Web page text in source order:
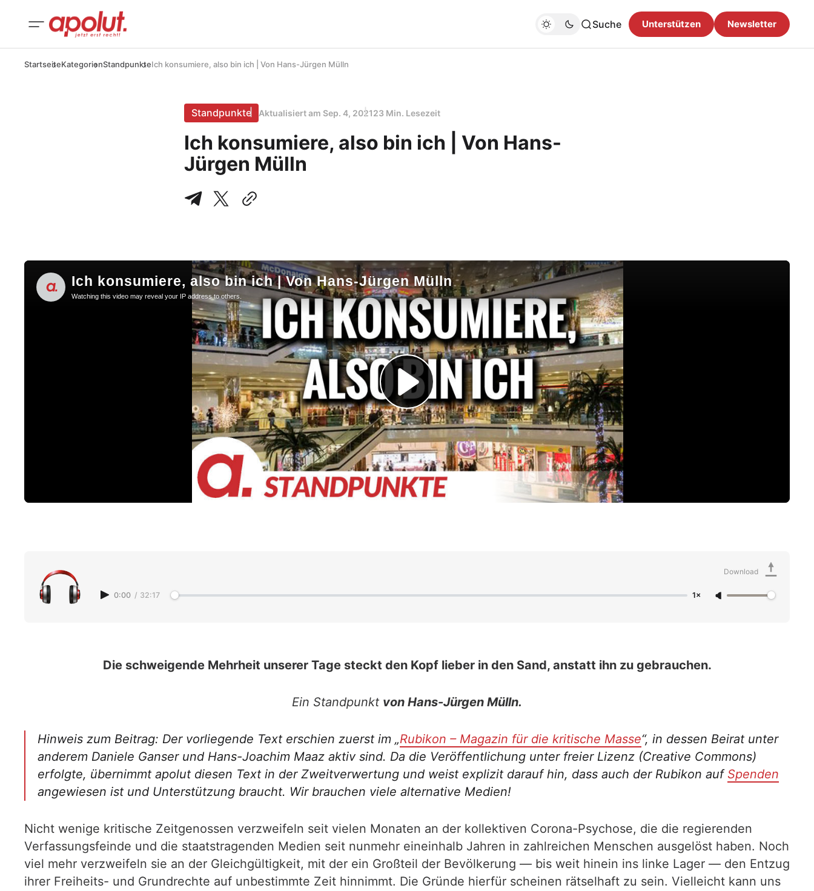
Suche Unterstützen Newsletter
StartseiteKategorienStandpunkteIch konsumiere, also bin ich | Von Hans-Jürgen Mülln
Standpunkte Aktualisiert am Sep. 4, 202123 Min. Lesezeit
Ich konsumiere, also bin ich | Von Hans-
Jürgen Mülln
0:00 / 32:17 1×
Download
Die schweigende Mehrheit unserer Tage steckt den Kopf lieber in den Sand, anstatt ihn zu gebrauchen.
Ein Standpunkt von Hans-Jürgen Mülln.
Hinweis zum Beitrag: Der vorliegende Text erschien zuerst im „Rubikon – Magazin für die kritische Masse“, in dessen Beirat unter
anderem Daniele Ganser und Hans-Joachim Maaz aktiv sind. Da die Veröffentlichung unter freier Lizenz (Creative Commons)
erfolgte, übernimmt apolut diesen Text in der Zweitverwertung und weist explizit darauf hin, dass auch der Rubikon auf Spenden
angewiesen ist und Unterstützung braucht. Wir brauchen viele alternative Medien!
Nicht wenige kritische Zeitgenossen verzweifeln seit vielen Monaten an der kollektiven Corona-Psychose, die die regierenden
Verfassungsfeinde und die staatstragenden Medien seit nunmehr eineinhalb Jahren in zahlreichen Menschen ausgelöst haben. Noch
viel mehr verzweifeln sie an der Gleichgültigkeit, mit der ein Großteil der Bevölkerung — bis weit hinein ins linke Lager — den Entzug
ihrer Freiheits- und Grundrechte auf unbestimmte Zeit hinnimmt. Die Gründe hierfür scheinen rätselhaft zu sein. Vielleicht kann uns